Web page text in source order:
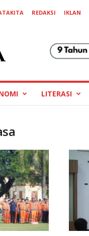
REDAKSI IKLAN
LITERASI